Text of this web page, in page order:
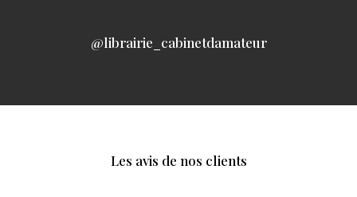
@librairie_cabinetdamateur
Les avis de nos clients